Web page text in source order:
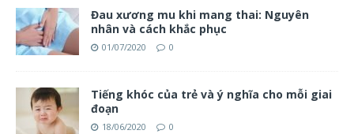
Đau xương mu khi mang thai: Nguyên
nhân và cách khắc phục
01/07/2020 0
Tiếng khóc của trẻ và ý nghĩa cho mỗi giai
đoạn
18/06/2020 0